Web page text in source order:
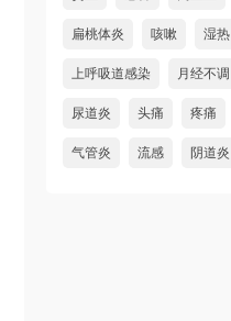
扁桃体炎 咳嗽 湿热
上呼吸道感染 月经不调
尿道炎 头痛 疼痛
气管炎 流感 阴道炎